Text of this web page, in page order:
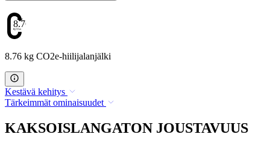
8.76
8.76 kg CO2e-hiilijalanjälki
Kestävä kehitys
Tärkeimmät ominaisuudet
KAKSOISLANGATON JOUSTAVUUS